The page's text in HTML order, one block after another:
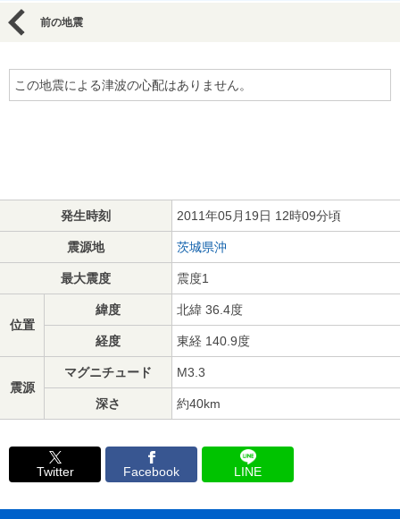
前の地震
この地震による津波の心配はありません。
発生時刻 2011年05月19日 12時09分頃
震源地 茨城県沖
最大震度 震度1
位置
緯度 北緯 36.4度
経度 東経 140.9度
震源
マグニチュード M3.3
深さ 約40km
Twitter Facebook LINE